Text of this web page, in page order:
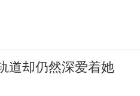
道却仍然深爱着她